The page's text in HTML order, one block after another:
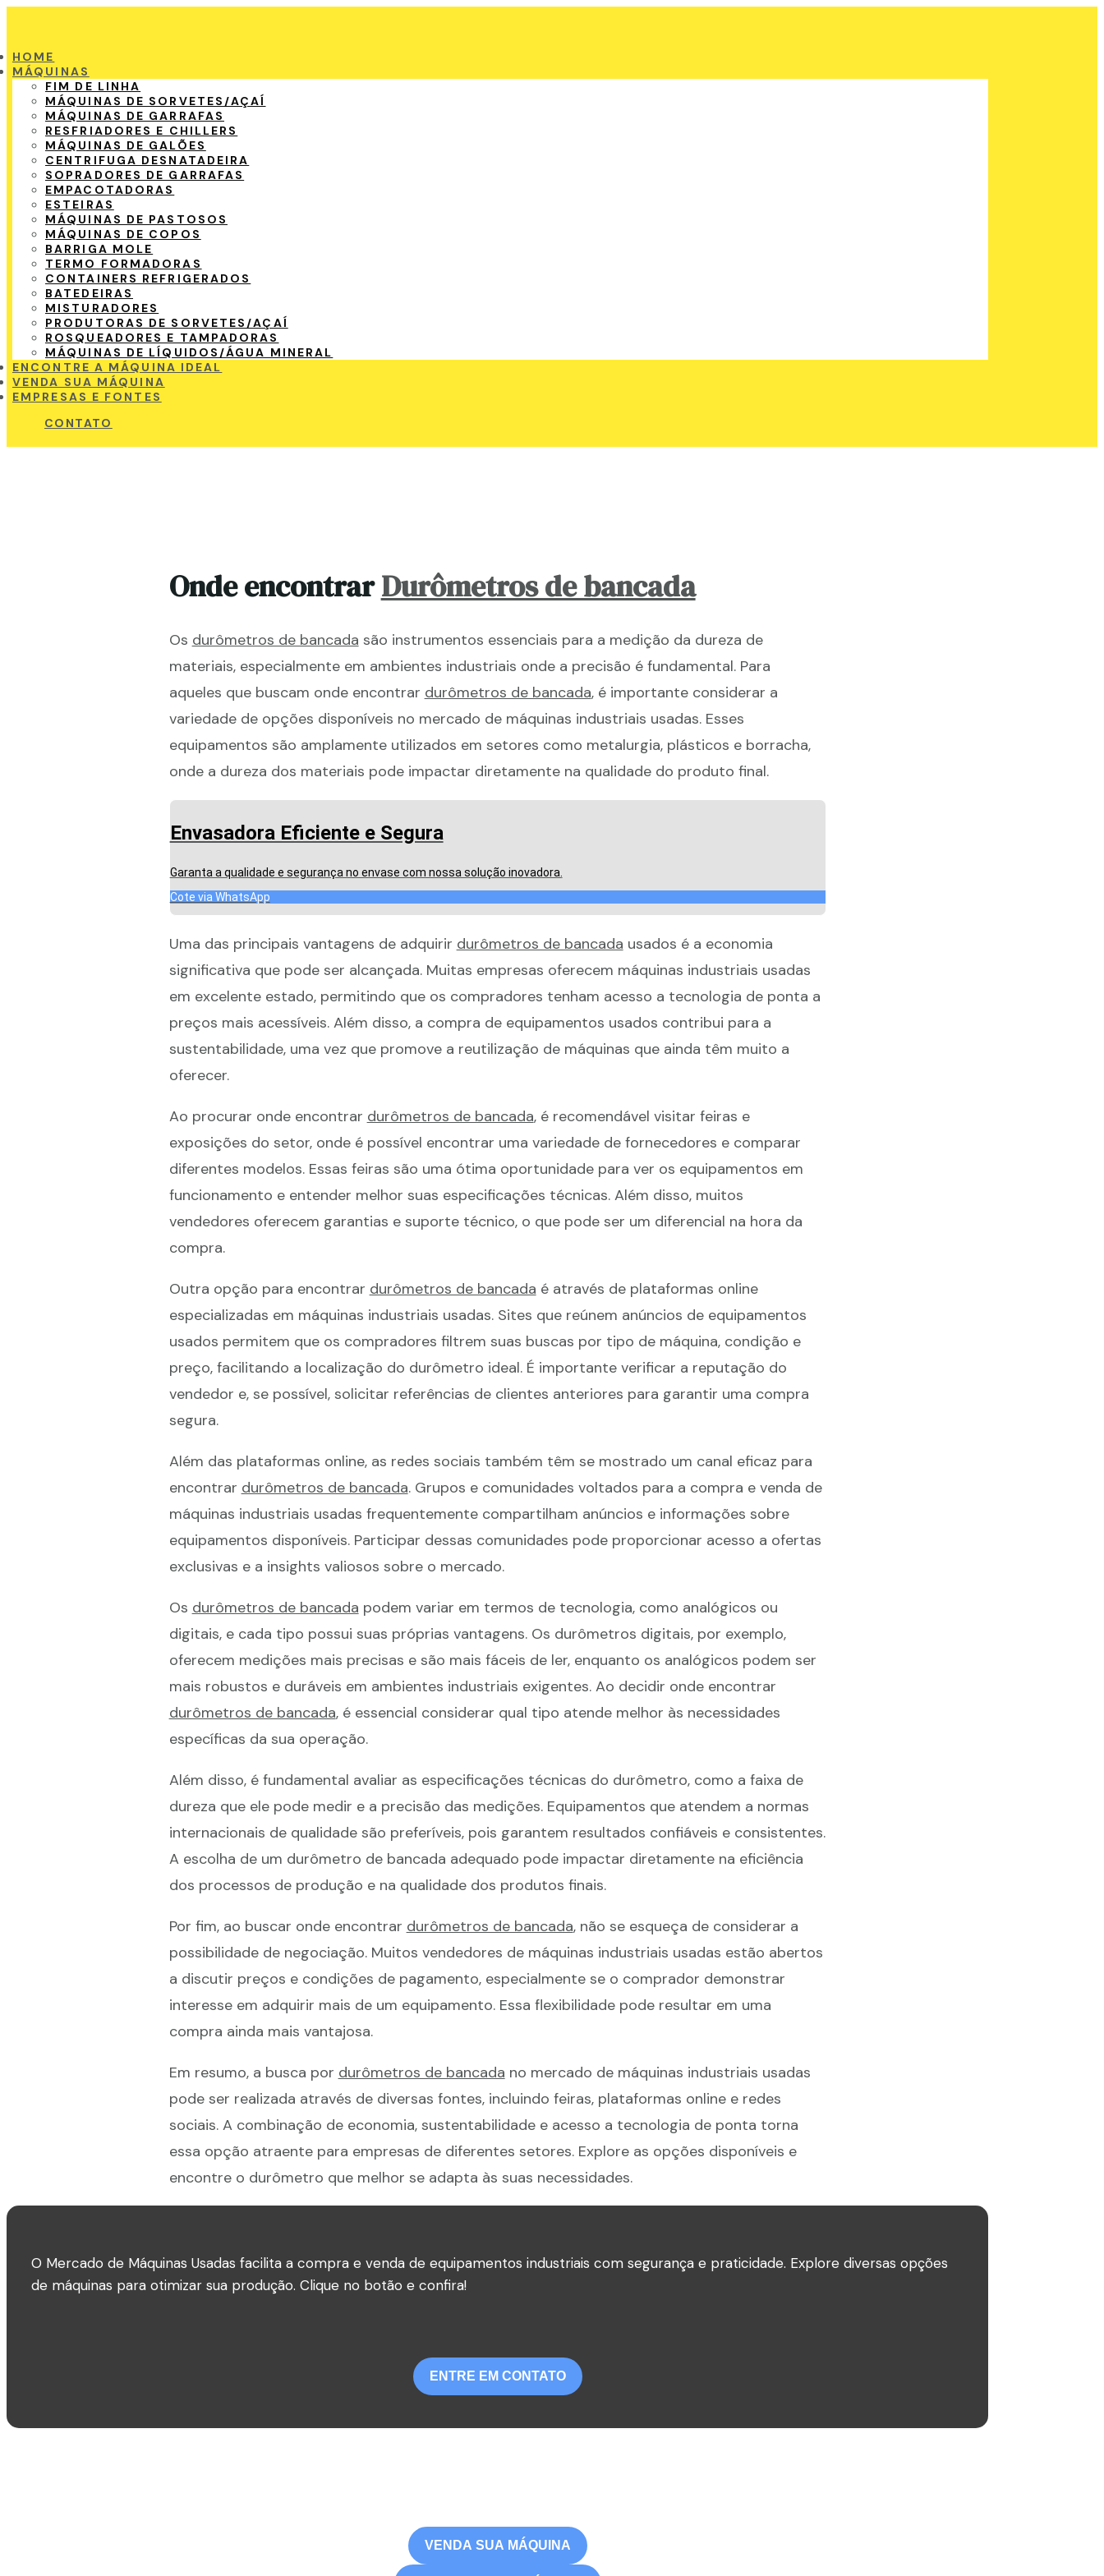
HOME
MÁQUINAS
FIM DE LINHA
MÁQUINAS DE SORVETES/AÇAÍ
MÁQUINAS DE GARRAFAS
RESFRIADORES E CHILLERS
MÁQUINAS DE GALÕES
CENTRIFUGA DESNATADEIRA
SOPRADORES DE GARRAFAS
EMPACOTADORAS
ESTEIRAS
MÁQUINAS DE PASTOSOS
MÁQUINAS DE COPOS
BARRIGA MOLE
TERMO FORMADORAS
CONTAINERS REFRIGERADOS
BATEDEIRAS
MISTURADORES
PRODUTORAS DE SORVETES/AÇAÍ
ROSQUEADORES E TAMPADORAS
MÁQUINAS DE LÍQUIDOS/ÁGUA MINERAL
ENCONTRE A MÁQUINA IDEAL
VENDA SUA MÁQUINA
EMPRESAS E FONTES
CONTATO
Onde encontrarDurômetros de bancada
Os durômetros de bancada são instrumentos essenciais para a medição da dureza de
materiais, especialmente em ambientes industriais onde a precisão é fundamental. Para
aqueles que buscam onde encontrar durômetros de bancada, é importante considerar a
variedade de opções disponíveis no mercado de máquinas industriais usadas. Esses
equipamentos são amplamente utilizados em setores como metalurgia, plásticos e borracha,
onde a dureza dos materiais pode impactar diretamente na qualidade do produto final.
Envasadora Eficiente e Segura
Garanta a qualidade e segurança no envase com nossa solução inovadora.
Cote via WhatsApp
Uma das principais vantagens de adquirir durômetros de bancada usados é a economia
significativa que pode ser alcançada. Muitas empresas oferecem máquinas industriais usadas
em excelente estado, permitindo que os compradores tenham acesso a tecnologia de ponta a
preços mais acessíveis. Além disso, a compra de equipamentos usados contribui para a
sustentabilidade, uma vez que promove a reutilização de máquinas que ainda têm muito a
oferecer.
Ao procurar onde encontrar durômetros de bancada, é recomendável visitar feiras e
exposições do setor, onde é possível encontrar uma variedade de fornecedores e comparar
diferentes modelos. Essas feiras são uma ótima oportunidade para ver os equipamentos em
funcionamento e entender melhor suas especificações técnicas. Além disso, muitos
vendedores oferecem garantias e suporte técnico, o que pode ser um diferencial na hora da
compra.
Outra opção para encontrar durômetros de bancada é através de plataformas online
especializadas em máquinas industriais usadas. Sites que reúnem anúncios de equipamentos
usados permitem que os compradores filtrem suas buscas por tipo de máquina, condição e
preço, facilitando a localização do durômetro ideal. É importante verificar a reputação do
vendedor e, se possível, solicitar referências de clientes anteriores para garantir uma compra
segura.
Além das plataformas online, as redes sociais também têm se mostrado um canal eficaz para
encontrar durômetros de bancada. Grupos e comunidades voltados para a compra e venda de
máquinas industriais usadas frequentemente compartilham anúncios e informações sobre
equipamentos disponíveis. Participar dessas comunidades pode proporcionar acesso a ofertas
exclusivas e a insights valiosos sobre o mercado.
Os durômetros de bancada podem variar em termos de tecnologia, como analógicos ou
digitais, e cada tipo possui suas próprias vantagens. Os durômetros digitais, por exemplo,
oferecem medições mais precisas e são mais fáceis de ler, enquanto os analógicos podem ser
mais robustos e duráveis em ambientes industriais exigentes. Ao decidir onde encontrar
durômetros de bancada, é essencial considerar qual tipo atende melhor às necessidades
específicas da sua operação.
Além disso, é fundamental avaliar as especificações técnicas do durômetro, como a faixa de
dureza que ele pode medir e a precisão das medições. Equipamentos que atendem a normas
internacionais de qualidade são preferíveis, pois garantem resultados confiáveis e consistentes.
A escolha de um durômetro de bancada adequado pode impactar diretamente na eficiência
dos processos de produção e na qualidade dos produtos finais.
Por fim, ao buscar onde encontrar durômetros de bancada, não se esqueça de considerar a
possibilidade de negociação. Muitos vendedores de máquinas industriais usadas estão abertos
a discutir preços e condições de pagamento, especialmente se o comprador demonstrar
interesse em adquirir mais de um equipamento. Essa flexibilidade pode resultar em uma
compra ainda mais vantajosa.
Em resumo, a busca por durômetros de bancada no mercado de máquinas industriais usadas
pode ser realizada através de diversas fontes, incluindo feiras, plataformas online e redes
sociais. A combinação de economia, sustentabilidade e acesso a tecnologia de ponta torna
essa opção atraente para empresas de diferentes setores. Explore as opções disponíveis e
encontre o durômetro que melhor se adapta às suas necessidades.
O Mercado de Máquinas Usadas facilita a compra e venda de equipamentos industriais com segurança e praticidade. Explore diversas opções
de máquinas para otimizar sua produção. Clique no botão e confira!
ENTRE EM CONTATO
VENDA SUA MÁQUINA